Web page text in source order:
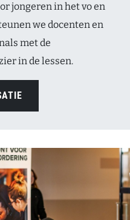
jongeren in het vo en
we docenten en
met de
in de lessen.